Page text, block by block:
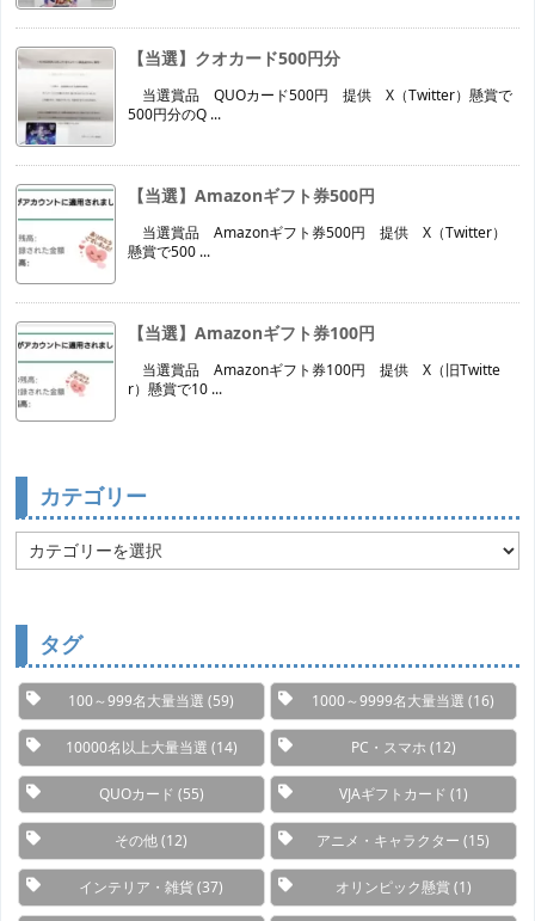
【当選】クオカード500円分
当選賞品 QUOカード500円 提供 X（Twitter）懸賞で
500円分のQ ...
【当選】Amazonギフト券500円
当選賞品 Amazonギフト券500円 提供 X（Twitter）
懸賞で500 ...
【当選】Amazonギフト券100円
当選賞品 Amazonギフト券100円 提供 X（旧Twitte
r）懸賞で10 ...
カテゴリー
テ
タグ
100～999名大量当選 (59) 1000～9999名大量当選 (16)
10000名以上大量当選 (14) PC・スマホ (12)
QUOカード (55) VJAギフトカード (1)
その他(12) アニメ・キャラクター (15)
インテリア・雑貨(37) オリンピック懸賞(1)